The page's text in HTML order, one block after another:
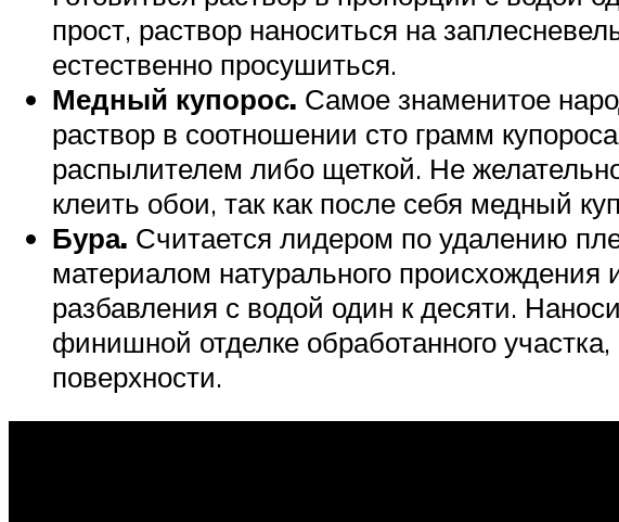
прост, раствор наноситься на
естественно просушиться.
Медный купорос. Самое знаменитое
раствор в соотношении сто грамм
распылителем либо щеткой. Не
клеить обои, так как после себя медный
Бура. Считается лидером по удалению
материалом натурального происхождения
разбавления с водой один к десяти.
финишной отделке обработанного
поверхности.